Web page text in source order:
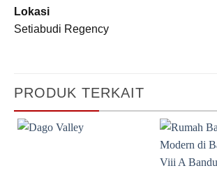
Lokasi
Setiabudi Regency
PRODUK TERKAIT